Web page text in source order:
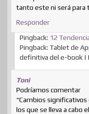
tanto este ni será para
Responder
Pingback: 12
Pingback: Tablet de
definitiva del e-book |
Toni
Podríamos comentar
“Cambios
los que se lleva a cabo